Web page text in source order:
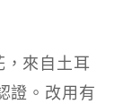
來自土耳
證。改用有